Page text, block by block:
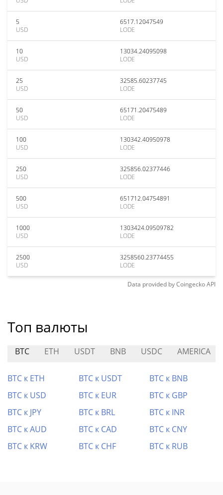
5
USD
6517.12047549
LODE
10
USD
13034.24095098
LODE
25
USD
32585.60237745
LODE
50
USD
65171.20475489
LODE
100
USD
130342.40950978
LODE
250
USD
325856.02377446
LODE
500
USD
651712.04754891
LODE
1000
USD
1303424.09509782
LODE
2500
USD
3258560.23774455
LODE
Data provided byCoingeckoAPI
Топ валюты
BTC ETH USDT BNB USDC AMERICA
BTC к ETH BTC к USDT
BTC к BNB
BTC к USD
BTC к EUR
BTC к GBP
BTC к JPY
BTC к BRL
BTC к INR
BTC к AUD
BTC к CAD
BTC к CNY
BTC к KRW
BTC к CHF BTC к RUB